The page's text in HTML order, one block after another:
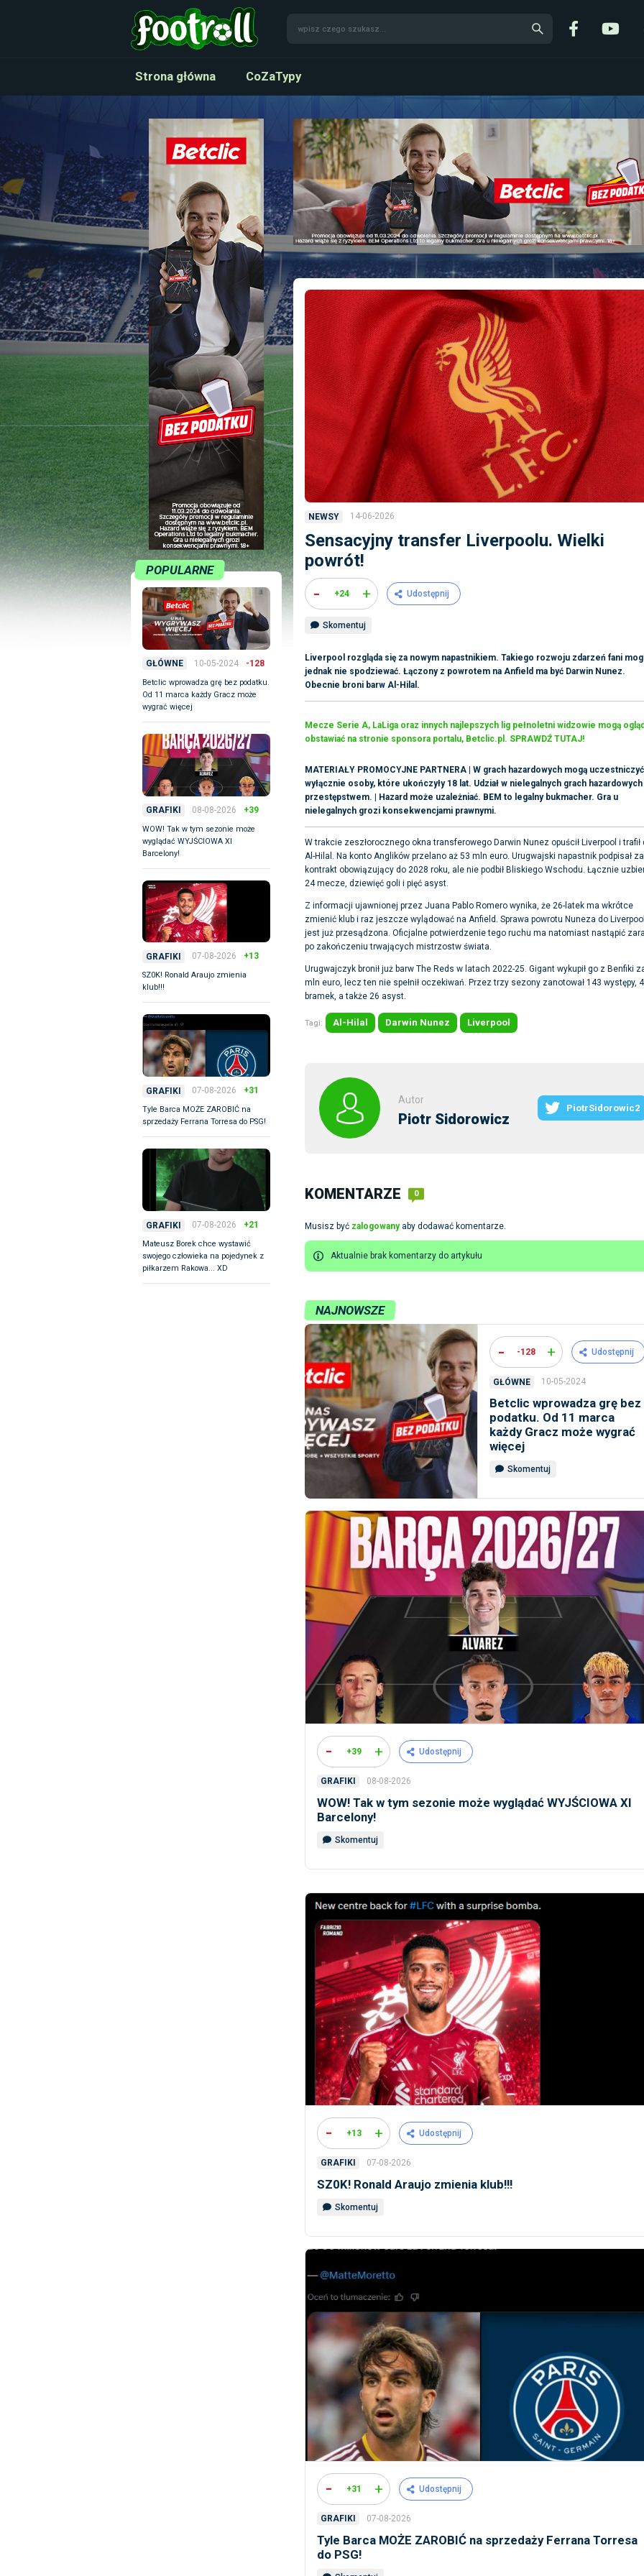
Strona główna CoZaTypy
POPULARNE
GŁÓWNE 10-05-2024 -128
Betclic wprowadza grę bez podatku.
Od 11 marca każdy Gracz może
wygrać więcej
GRAFIKI 08-08-2026 +39
WOW! Tak w tym sezonie może
wyglądać WYJŚCIOWA XI
Barcelony!
GRAFIKI 07-08-2026 +13
SZ0K! Ronald Araujo zmienia
klub!!!
GRAFIKI 07-08-2026 +31
Tyle Barca MOŻE ZAROBIĆ na
sprzedaży Ferrana Torresa do PSG!
GRAFIKI 07-08-2026 +21
Mateusz Borek chce wystawić
swojego człowieka na pojedynek z
piłkarzem Rakowa... XD
NEWSY 14-06-2026
Sensacyjny transfer Liverpoolu. Wielki
powrót!
- +24 + Udostępnij
Skomentuj
Liverpool rozgląda się za nowym napastnikiem. Takiego rozwoju zdarzeń fani
jednak nie spodziewać. Łączony z powrotem na Anfield ma być Darwin Nunez.
Obecnie broni barw Al-Hilal.
Mecze Serie A, LaLiga oraz innych najlepszych lig pełnoletni widzowie mogą
obstawiać na stronie sponsora portalu, Betclic.pl. SPRAWDŹ TUTAJ!
MATERIAŁY PROMOCYJNE PARTNERA | W grach hazardowych mogą uczestniczyć
wyłącznie osoby, które ukończyły 18 lat. Udział w nielegalnych grach
przestępstwem. | Hazard może uzależniać. BEM to legalny bukmacher. Gra u
nielegalnych grozi konsekwencjami prawnymi.
W trakcie zeszłorocznego okna transferowego Darwin Nunez opuścił Liverpool i trafił
Al-Hilal. Na konto Anglików przelano aż 53 mln euro. Urugwajski napastnik podpisał
kontrakt obowiązujący do 2028 roku, ale nie podbił Bliskiego Wschodu. Łącznie
24 mecze, dziewięć goli i pięć asyst.
Z informacji ujawnionej przez Juana Pablo Romero wynika, że 26-latek ma wkrótce
zmienić klub i raz jeszcze wylądować na Anfield. Sprawa powrotu Nuneza do
jest już przesądzona. Oficjalne potwierdzenie tego ruchu ma natomiast nastąpić
po zakończeniu trwających mistrzostw świata.
Urugwajczyk bronił już barw The Reds w latach 2022-25. Gigant wykupił go z Benfiki
mln euro, lecz ten nie spełnił oczekiwań. Przez trzy sezony zanotował 143 występy,
bramek, a także 26 asyst.
Tagi: Al-Hilal Darwin Nunez Liverpool
Autor
Piotr Sidorowicz
PiotrSidorowic2
KOMENTARZE 0
Musisz być zalogowanyaby dodawać komentarze.
Aktualnie brak komentarzy do artykułu
NAJNOWSZE
- -128 + Udostępnij
GŁÓWNE 10-05-2024
Betclic wprowadza grę bez
podatku. Od 11 marca
każdy Gracz może wygrać
więcej
Skomentuj
- +39 + Udostępnij
GRAFIKI 08-08-2026
WOW! Tak w tym sezonie może wyglądać WYJŚCIOWA XI
Barcelony!
Skomentuj
- +13 + Udostępnij
GRAFIKI 07-08-2026
SZ0K! Ronald Araujo zmienia klub!!!
Skomentuj
- +31 + Udostępnij
GRAFIKI 07-08-2026
Tyle Barca MOŻE ZAROBIĆ na sprzedaży Ferrana Torresa
do PSG!